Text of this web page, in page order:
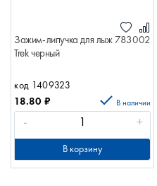
Зажим-липучка для лыж 783002
Trek черный
код 1409323
18.80 ₽ В наличии
- +
В корзину